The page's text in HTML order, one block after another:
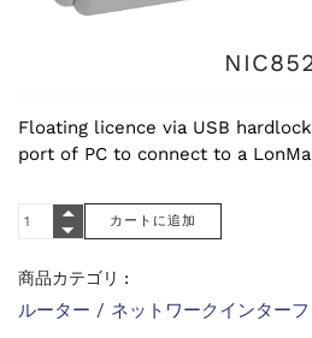
Floating licence via USB
port of PC to connect to a
商品カテゴリ :
ルーター / ネットワークインターフ